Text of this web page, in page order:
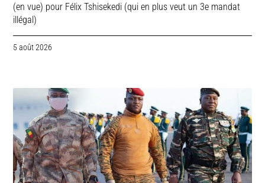
(en vue) pour Félix Tshisekedi (qui en plus veut un 3e mandat
illégal)
5 août 2026